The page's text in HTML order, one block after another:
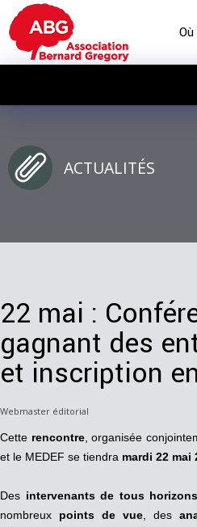
ACTUALITÉS
22 mai :
gagnant des
et inscription
Webmaster éditorial
Cette rencontre, organisée
et le MEDEF se tiendra mardi 22 mai
Des intervenants de tous horizons
nombreux points de vue , des